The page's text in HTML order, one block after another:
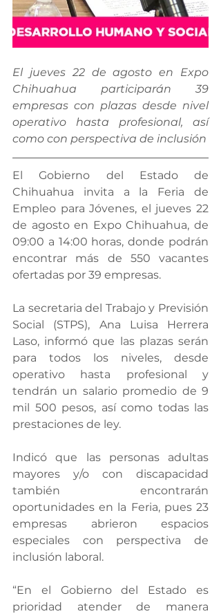
El jueves 22 de agosto en Expo
Chihuahua participarán 39
empresas con plazas desde nivel
operativo hasta profesional, así
como con perspectiva de inclusión
El Gobierno del Estado de
Chihuahua invita a la Feria de
Empleo para Jóvenes, el jueves 22
de agosto en Expo Chihuahua, de
09:00 a 14:00 horas, donde podrán
encontrar más de 550 vacantes
ofertadas por 39 empresas.
La secretaria del Trabajo y Previsión
Social (STPS), Ana Luisa Herrera
Laso, informó que las plazas serán
para todos los niveles, desde
operativo hasta profesional y
tendrán un salario promedio de 9
mil 500 pesos, así como todas las
prestaciones de ley.
Indicó que las personas adultas
mayores y/o con discapacidad
también encontrarán
oportunidades en la Feria, pues 23
empresas abrieron espacios
especiales con perspectiva de
inclusión laboral.
“En el Gobierno del Estado es
prioridad atender de manera